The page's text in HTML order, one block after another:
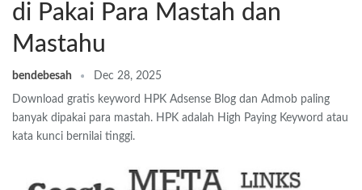
di Pakai Para Mastah dan
Mastahu
bendebesah Dec 28, 2025
Download gratis keyword HPK Adsense Blog dan Admob paling
banyak dipakai para mastah. HPK adalah High Paying Keyword atau
kata kunci bernilai tinggi.